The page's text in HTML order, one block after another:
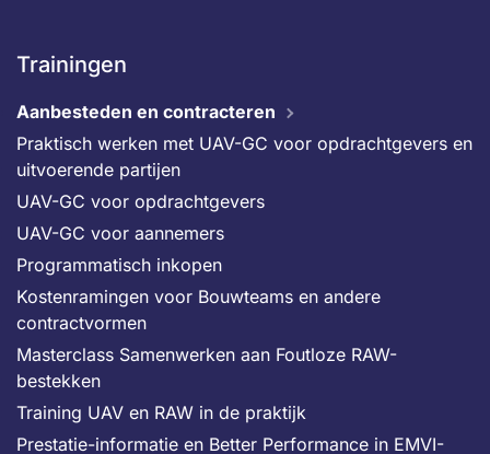
Trainingen
Aanbesteden en contracteren
Praktisch werken met UAV-GC voor opdrachtgevers en
uitvoerende partijen
UAV-GC voor opdrachtgevers
UAV-GC voor aannemers
Programmatisch inkopen
Kostenramingen voor Bouwteams en andere
contractvormen
Masterclass Samenwerken aan Foutloze RAW-
bestekken
Training UAV en RAW in de praktijk
Prestatie-informatie en Better Performance in EMVI-